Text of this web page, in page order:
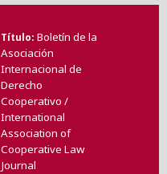
Título Boletín de la
Asociación
Internacional de
Derecho
Cooperativo /
International
Association of
Cooperative Law
Journal